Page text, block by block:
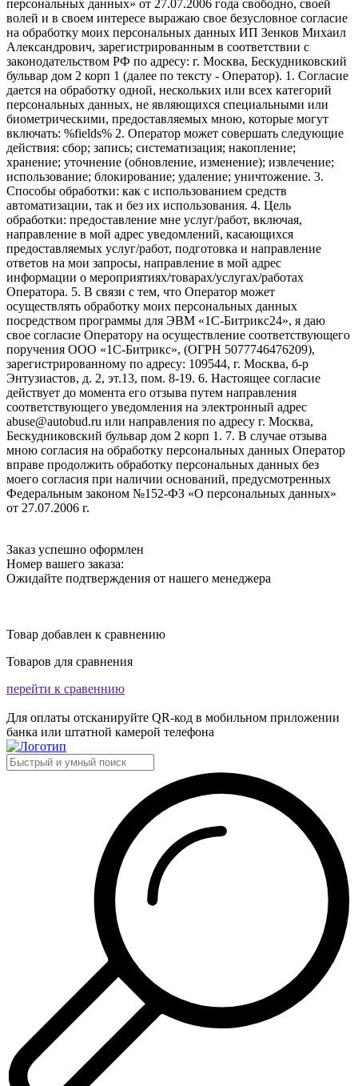
персональных данных» от 27.07.2006 года свободно, своей
волей и в своем интересе выражаю свое безусловное согласие
на обработку моих персональных данных ИП Зенков Михаил
Александрович, зарегистрированным в соответствии с
законодательством РФ по адресу: г. Москва, Бескудниковский
бульвар дом 2 корп 1 (далее по тексту - Оператор). 1. Согласие
дается на обработку одной, нескольких или всех категорий
персональных данных, не являющихся специальными или
биометрическими, предоставляемых мною, которые могут
включать: %fields% 2. Оператор может совершать следующие
действия: сбор; запись; систематизация; накопление;
хранение; уточнение (обновление, изменение); извлечение;
использование; блокирование; удаление; уничтожение. 3.
Способы обработки: как с использованием средств
автоматизации, так и без их использования. 4. Цель
обработки: предоставление мне услуг/работ, включая,
направление в мой адрес уведомлений, касающихся
предоставляемых услуг/работ, подготовка и направление
ответов на мои запросы, направление в мой адрес
информации о мероприятиях/товарах/услугах/работах
Оператора. 5. В связи с тем, что Оператор может
осуществлять обработку моих персональных данных
посредством программы для ЭВМ «1С-Битрикс24», я даю
свое согласие Оператору на осуществление соответствующего
поручения ООО «1С-Битрикс», (ОГРН 5077746476209),
зарегистрированному по адресу: 109544, г. Москва, б-р
Энтузиастов, д. 2, эт.13, пом. 8-19. 6. Настоящее согласие
действует до момента его отзыва путем направления
соответствующего уведомления на электронный адрес
abuse@autobud.ru или направления по адресу г. Москва,
Бескудниковский бульвар дом 2 корп 1. 7. В случае отзыва
мною согласия на обработку персональных данных Оператор
вправе продолжить обработку персональных данных без
моего согласия при наличии оснований, предусмотренных
Федеральным законом №152-ФЗ «О персональных данных»
от 27.07.2006 г.
Заказ успешно оформлен
Номер вашего заказа:
Ожидайте подтверждения от нашего менеджера
Товар добавлен к сравнению
Товаров для сравнения
перейти к сравеннию
Для оплаты отсканируйте QR-код в мобильном приложении
банка или штатной камерой телефона